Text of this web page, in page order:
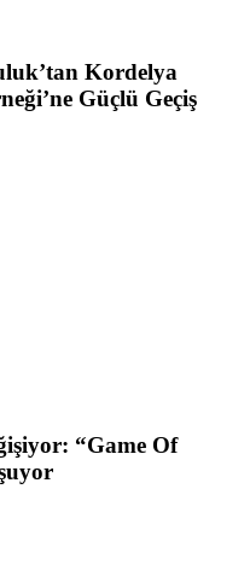
Kordelya
Güçlü Geçiş
“Game Of